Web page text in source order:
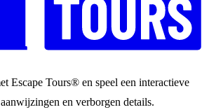
Escape Tours® en speel een interactieve
en verborgen details.